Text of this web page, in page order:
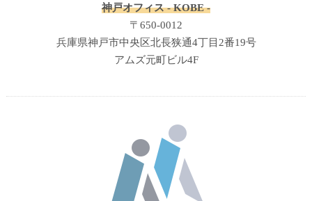
神戸オフィス - KOBE -
〒650-0012
兵庫県神戸市中央区北長狭通4丁目2番19号
アムズ元町ビル4F